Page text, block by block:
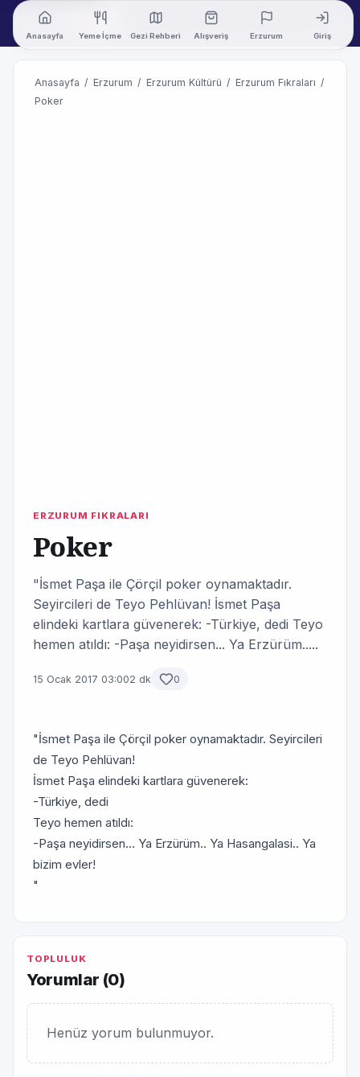
Anasayfa Yeme İçme Gezi Rehberi Alışveriş Erzurum Giriş
Anasayfa / Erzurum / Erzurum Kültürü / Erzurum Fıkraları /
Poker
ERZURUM FIKRALARI
Poker
"İsmet Paşa ile Çörçil poker oynamaktadır.
Seyircileri de Teyo Pehlüvan! İsmet Paşa
elindeki kartlara güvenerek: -Türkiye, dedi Teyo
hemen atıldı: -Paşa neyidirsen... Ya Erzürüm.....
15 Ocak 2017 03:002 dk 0
"İsmet Paşa ile Çörçil poker oynamaktadır. Seyircileri
de Teyo Pehlüvan!
İsmet Paşa elindeki kartlara güvenerek:
-Türkiye, dedi
Teyo hemen atıldı:
-Paşa neyidirsen... Ya Erzürüm.. Ya Hasangalasi.. Ya
bizim evler!
"
TOPLULUK
Yorumlar (0)
Henüz yorum bulunmuyor.